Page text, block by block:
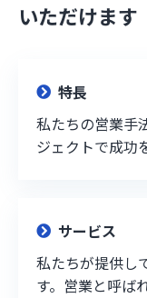
いただけます
特長
私たちの営業手
ジェクトで成功
サービス
私たちが提供し
す。営業と呼ば